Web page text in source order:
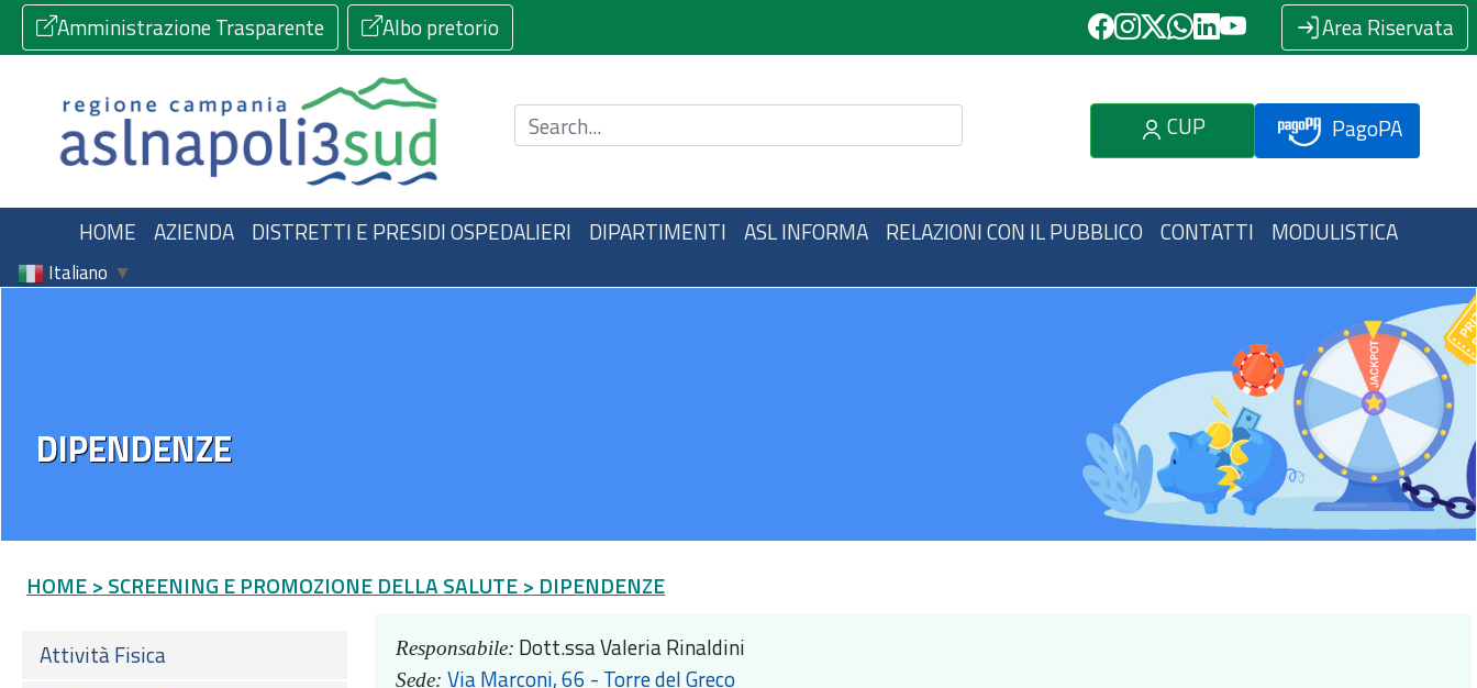
Amministrazione Trasparente Albo pretorio Area Riservata
Cerca nel sito CUP PagoPA
HOME AZIENDA DISTRETTI E PRESIDI OSPEDALIERI DIPARTIMENTI ASL INFORMA RELAZIONI CON IL PUBBLICO CONTATTI MODULISTICA
Italiano ▼
DIPENDENZE
HOME > SCREENING E PROMOZIONE DELLA SALUTE > DIPENDENZE
Attività Fisica
Responsabile: Dott.ssa Valeria Rinaldini
Sede:Via Marconi, 66 - Torre del Greco